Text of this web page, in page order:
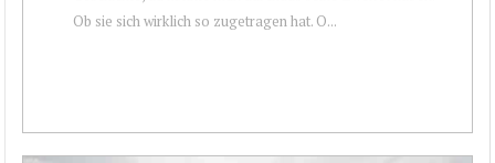
Ob sie sich wirklich so zugetragen hat. O...